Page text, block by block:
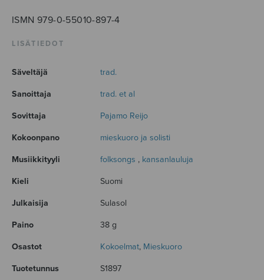
ISMN 979-0-55010-897-4
LISÄTIEDOT
Säveltäjä trad.
Sanoittaja trad. et al
Sovittaja Pajamo Reijo
Kokoonpano mieskuoro ja solisti
Musiikkityyli folksongs , kansanlauluja
Kieli Suomi
Julkaisija Sulasol
Paino 38 g
Osastot Kokoelmat, Mieskuoro
Tuotetunnus S1897